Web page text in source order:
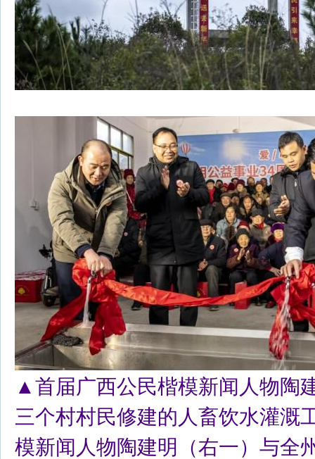
▲首届广西公民楷模新闻人物陶
三个村村民修建的人畜饮水灌溉
模新闻人物陶建明（右一）与全